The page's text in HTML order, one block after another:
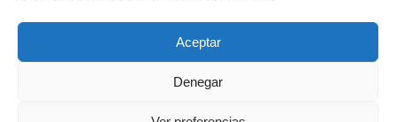
Aceptar
Denegar
SÍGUENOS EN